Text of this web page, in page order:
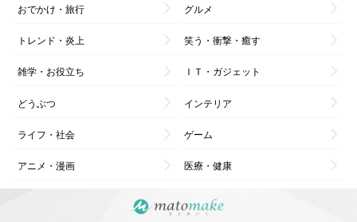
おでかけ・旅行 グルメ
トレンド・炎上 笑う・衝撃・癒す
雑学・お役立ち ＩＴ・ガジェット
どうぶつ インテリア
ライフ・社会 ゲーム
アニメ・漫画 医療・健康